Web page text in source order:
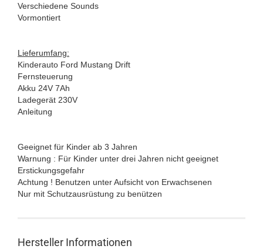
Verschiedene Sounds
Vormontiert
Lieferumfang:
Kinderauto Ford Mustang Drift
Fernsteuerung
Akku 24V 7Ah
Ladegerät 230V
Anleitung
Geeignet für Kinder ab 3 Jahren
Warnung : Für Kinder unter drei Jahren nicht geeignet
Erstickungsgefahr
Achtung ! Benutzen unter Aufsicht von Erwachsenen
Nur mit Schutzausrüstung zu benützen
Hersteller Informationen